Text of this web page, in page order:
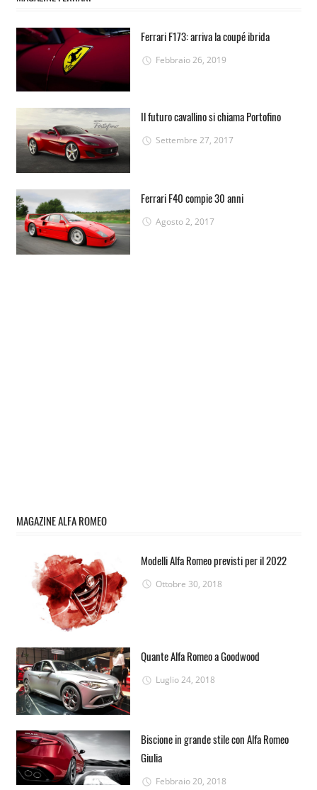
Ferrari F173: arriva la coupé ibrida
Febbraio 26, 2019
Il futuro cavallino si chiama Portofino
Settembre 27, 2017
Ferrari F40 compie 30 anni
Agosto 2, 2017
MAGAZINE ALFA ROMEO
Modelli Alfa Romeo previsti per il 2022
Ottobre 30, 2018
Quante Alfa Romeo a Goodwood
Luglio 24, 2018
Biscione in grande stile con Alfa Romeo
Giulia
Febbraio 20, 2018